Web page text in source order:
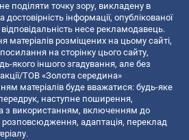
поділяти точку зору, викладену в
інформації, опублікованої
несе рекламодавець.
матеріалів розміщених на цьому сайті,
на сторінку цього сайту,
якого іншого згадування, але без
ТОВ «Золота середина»
матеріалів буде вважатися: будь-яке
наступне поширення,
з використанням, включенням до
розповсюдження, адаптація, переклад